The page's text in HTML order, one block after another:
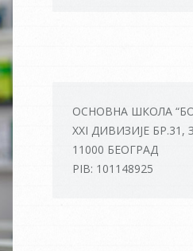
ОСНОВНА ШКОЛА
XXI ДИВИЗИЈЕ БР.31,
11000 БЕОГРАД
PIB: 101148925